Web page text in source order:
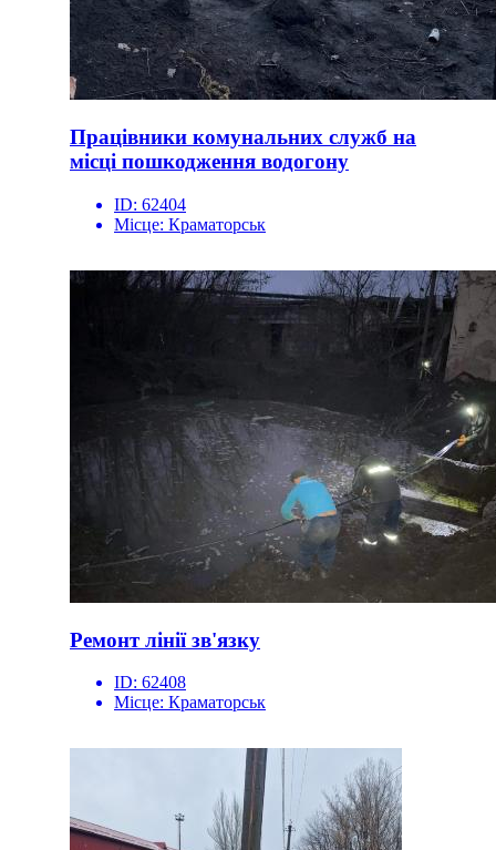
Працівники комунальних служб на
місці пошкодження водогону
ID: 62404
Місце: Краматорськ
Ремонт лінії зв'язку
ID: 62408
Місце: Краматорськ